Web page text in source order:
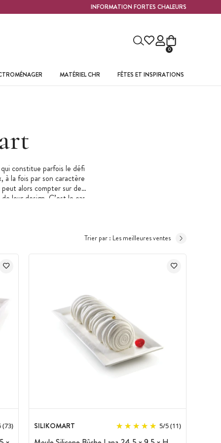
INFORMATION FORTES CHALEURS
0
MATÉRIEL CHR FÊTES ET INSPIRATIONS
constitue parfois le défi
à la fois par son caractère
alors compter sur des
leur design. C’est le cas
Trier par : Les meilleures ventes
(73) SILIKOMART 5/5(11)